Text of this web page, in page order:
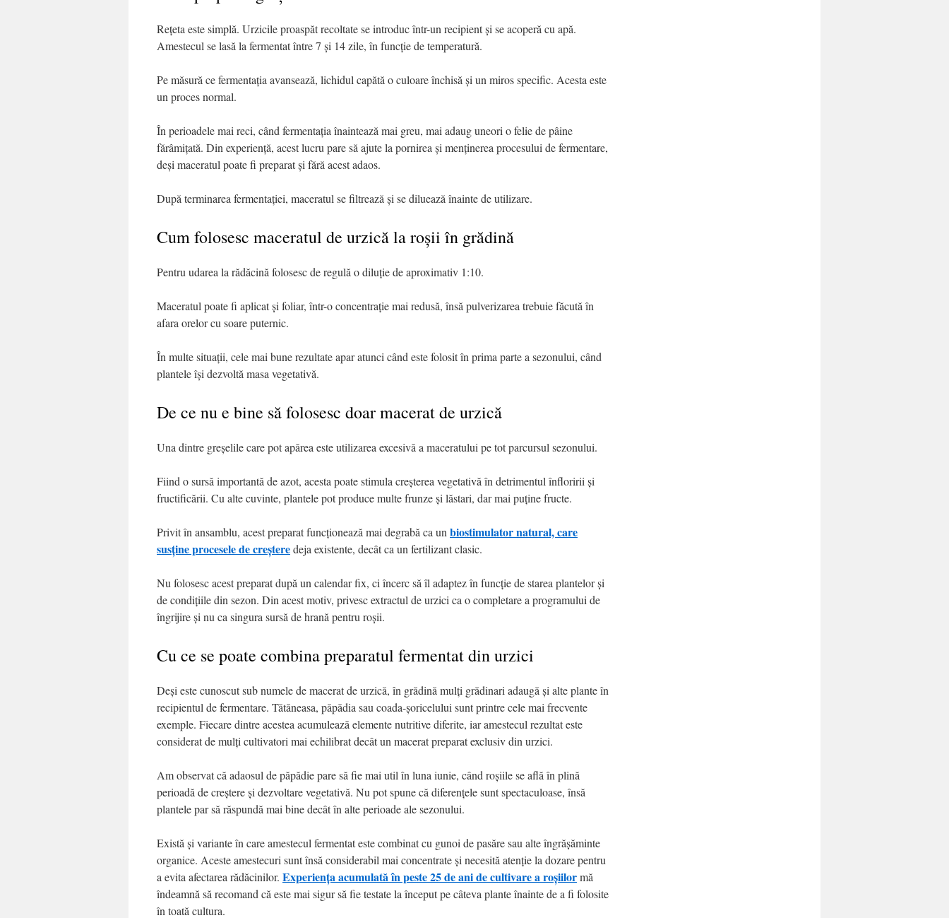
Rețeta este simplă. Urzicile proaspăt recoltate se introduc într-un recipient și se acoperă cu apă.
Amestecul se lasă la fermentat între 7 și 14 zile, în funcție de temperatură.
Pe măsură ce fermentația avansează, lichidul capătă o culoare închisă și un miros specific. Acesta este
un proces normal.
În perioadele mai reci, când fermentația înaintează mai greu, mai adaug uneori o felie de pâine
fărâmițată. Din experiență, acest lucru pare să ajute la pornirea și menținerea procesului de fermentare,
deși maceratul poate fi preparat și fără acest adaos.
După terminarea fermentației, maceratul se filtrează și se diluează înainte de utilizare.
Cum folosesc maceratul de urzică la roșii în grădină
Pentru udarea la rădăcină folosesc de regulă o diluție de aproximativ 1:10.
Maceratul poate fi aplicat și foliar, într-o concentrație mai redusă, însă pulverizarea trebuie făcută în
afara orelor cu soare puternic.
În multe situații, cele mai bune rezultate apar atunci când este folosit în prima parte a sezonului, când
plantele își dezvoltă masa vegetativă.
De ce nu e bine să folosesc doar macerat de urzică
Una dintre greșelile care pot apărea este utilizarea excesivă a maceratului pe tot parcursul sezonului.
Fiind o sursă importantă de azot, acesta poate stimula creșterea vegetativă în detrimentul înfloririi și
fructificării. Cu alte cuvinte, plantele pot produce multe frunze și lăstari, dar mai puține fructe.
Privit în ansamblu, acest preparat funcționează mai degrabă ca un biostimulator natural, care
susține procesele de creșteredeja existente, decât ca un fertilizant clasic.
Nu folosesc acest preparat după un calendar fix, ci încerc să îl adaptez în funcție de starea plantelor și
de condițiile din sezon. Din acest motiv, privesc extractul de urzici ca o completare a programului de
îngrijire și nu ca singura sursă de hrană pentru roșii.
Cu ce se poate combina preparatul fermentat din urzici
Deși este cunoscut sub numele de macerat de urzică, în grădină mulți grădinari adaugă și alte plante în
recipientul de fermentare. Tătăneasa, păpădia sau coada-șoricelului sunt printre cele mai frecvente
exemple. Fiecare dintre acestea acumulează elemente nutritive diferite, iar amestecul rezultat este
considerat de mulți cultivatori mai echilibrat decât un macerat preparat exclusiv din urzici.
Am observat că adaosul de păpădie pare să fie mai util în luna iunie, când roșiile se află în plină
perioadă de creștere și dezvoltare vegetativă. Nu pot spune că diferențele sunt spectaculoase, însă
plantele par să răspundă mai bine decât în alte perioade ale sezonului.
Există și variante în care amestecul fermentat este combinat cu gunoi de pasăre sau alte îngrășăminte
organice. Aceste amestecuri sunt însă considerabil mai concentrate și necesită atenție la dozare pentru
a evita afectarea rădăcinilor. Experiența acumulată în peste 25 de ani de cultivare a roșiilormă
îndeamnă să recomand că este mai sigur să fie testate la început pe câteva plante înainte de a fi folosite
în toată cultura.